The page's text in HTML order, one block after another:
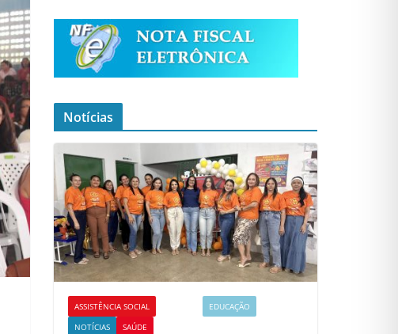
Notícias
ASSISTÊNCIA SOCIAL
EDUCAÇÃO
NOTÍCIAS
SAÚDE